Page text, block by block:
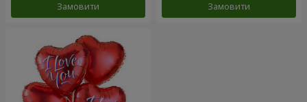
Замовити Замовити